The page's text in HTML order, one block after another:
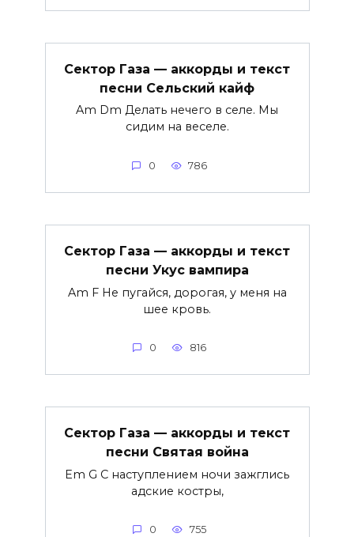
Сектор Газа — аккорды и текст
песни Сельский кайф
Am Dm Делать нечего в селе. Мы
сидим на веселе.
0 786
Сектор Газа — аккорды и текст
песни Укус вампира
Am F Не пугайся, дорогая, у меня на
шее кровь.
0 816
Сектор Газа — аккорды и текст
песни Святая война
Em G С наступлением ночи зажглись
адские костры,
0 755